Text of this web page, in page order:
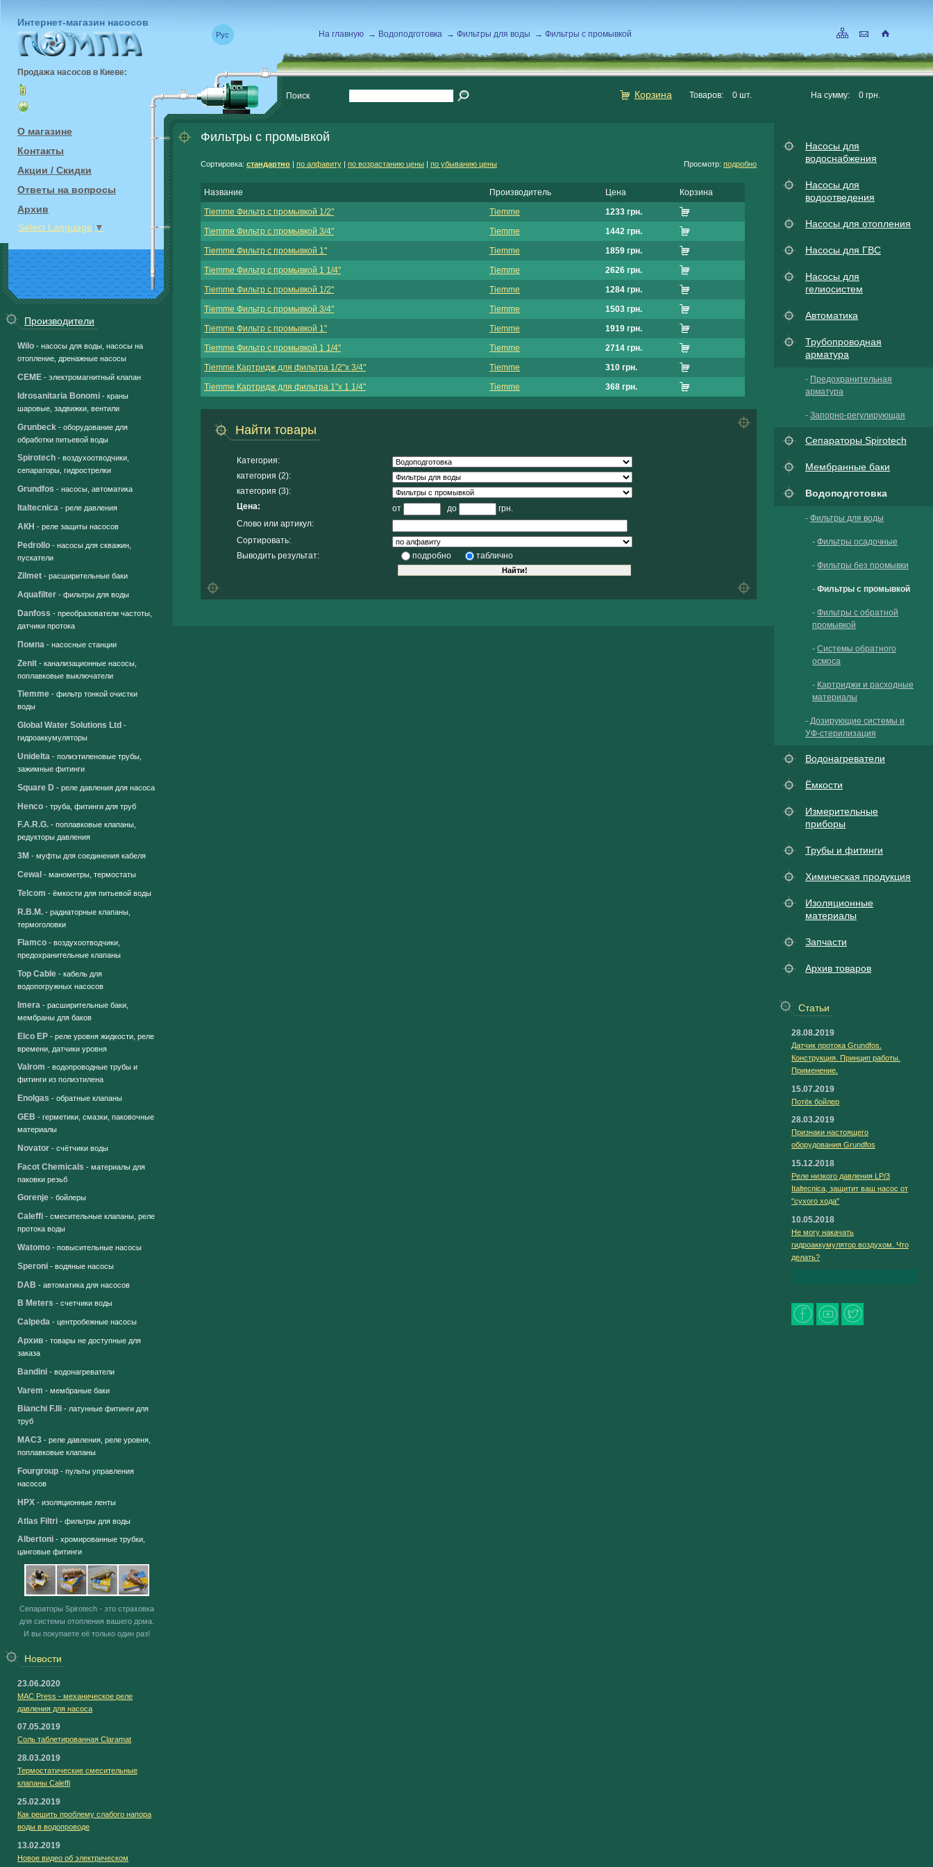
Интернет-магазин насосов
Продажа насосов в Киеве:
О магазине
Контакты
Акции / Скидки
Ответы на вопросы
Архив
Select Language ▼
Производители
Wilo - насосы для воды, насосы на
отопление, дренажные насосы
CEME - электромагнитный клапан
Idrosanitaria Bonomi - краны
шаровые, задвижки, вентили
Grunbeck - оборудование для
обработки питьевой воды
Spirotech - воздухоотводчики,
сепараторы, гидрострелки
Grundfos - насосы, автоматика
Italtecnica - реле давления
АКН - реле защиты насосов
Pedrollo - насосы для скважин,
пускатели
Zilmet - расширительные баки
Aquafilter - фильтры для воды
Danfoss - преобразователи частоты,
датчики протока
Помпа - насосные станции
Zenit - канализационные насосы,
поплавковые выключатели
Tiemme - фильтр тонкой очистки
воды
Global Water Solutions Ltd -
гидроаккумуляторы
Unidelta - полиэтиленовые трубы,
зажимные фитинги
Square D - реле давления для насоса
Henco - труба, фитинги для труб
F.A.R.G. - поплавковые клапаны,
редукторы давления
3M - муфты для соединения кабеля
Cewal - манометры, термостаты
Telcom - ёмкости для питьевой воды
R.B.M. - радиаторные клапаны,
термоголовки
Flamco - воздухоотводчики,
предохранительные клапаны
Top Cable - кабель для
водопогружных насосов
Imera - расширительные баки,
мембраны для баков
Elco EP - реле уровня жидкости, реле
времени, датчики уровня
Valrom - водопроводные трубы и
фитинги из полиэтилена
Enolgas - обратные клапаны
GEB - герметики, смазки, паковочные
материалы
Novator - счётчики воды
Facot Chemicals - материалы для
паковки резьб
Gorenje - бойлеры
Caleffi - смесительные клапаны, реле
протока воды
Watomo - повысительные насосы
Speroni - водяные насосы
DAB - автоматика для насосов
B Meters - счетчики воды
Calpeda - центробежные насосы
Архив - товары не доступные для
заказа
Bandini - водонагреватели
Varem - мембраные баки
Bianchi F.lli - латунные фитинги для
труб
MAC3 - реле давления, реле уровня,
поплавковые клапаны
Fourgroup - пульты управления
насосов
HPX - изоляционные ленты
Atlas Filtri - фильтры для воды
Albertoni - хромированные трубки,
цанговые фитинги
Сепараторы Spirotech - это страховка
для системы отопления вашего дома.
И вы покупаете её только один раз!
Новости
23.06.2020
MAC Press - механическое реле
давления для насоса
07.05.2019
Соль таблетированная Claramat
28.03.2019
Термостатические смесительные
клапаны Caleffi
25.02.2019
Как решить проблему слабого напора
воды в водопроводе
13.02.2019
Новое видео об электрическом
Рус На главную → Водоподготовка → Фильтры для воды → Фильтры с промывкой
Корзина Товаров: 0шт. На сумму: 0грн.
Поиск
Насосы для
водоснабжения
Насосы для
водоотведения
Насосы для отопления
Насосы для ГВС
Насосы для
гелиосистем
Автоматика
Трубопроводная
арматура
- Предохранительная
арматура
- Запорно-регулирующая
Сепараторы Spirotech
Мембранные баки
Водоподготовка
- Фильтры для воды
- Фильтры осадочные
- Фильтры без промывки
- Фильтры с промывкой
- Фильтры с обратной
промывкой
- Системы обратного
осмоса
- Картриджи и расходные
материалы
- Дозирующие системы и
УФ-стерилизация
Водонагреватели
Ёмкости
Измерительные
приборы
Трубы и фитинги
Химическая продукция
Изоляционные
материалы
Запчасти
Архив товаров
Статьи
28.08.2019
Датчик протока Grundfos.
Конструкция. Принцип работы.
Применение.
15.07.2019
Потёк бойлер
28.03.2019
Признаки настоящего
оборудования Grundfos
15.12.2018
Реле низкого давления LP/3
Italtecnica, защитит ваш насос от
"сухого хода"
10.05.2018
Не могу накачать
гидроаккумулятор воздухом. Что
делать?
Фильтры с промывкой
Сортировка: стандартно | по алфавиту | по возрастанию цены | по убыванию цены Просмотр: подробно
Название Производитель Цена
Корзина
Tiemme Фильтр с промывкой 1/2"
Tiemme
1233 грн.
Tiemme Фильтр с промывкой 3/4"
Tiemme
1442 грн.
Tiemme Фильтр с промывкой 1"
Tiemme
1859 грн.
Tiemme Фильтр с промывкой 1 1/4"
Tiemme
2626 грн.
Tiemme Фильтр с промывкой 1/2"
Tiemme
1284 грн.
Tiemme Фильтр с промывкой 3/4"
Tiemme
1503 грн.
Tiemme Фильтр с промывкой 1"
Tiemme
1919 грн.
Tiemme Фильтр с промывкой 1 1/4"
Tiemme
2714 грн.
Tiemme Картридж для фильтра 1/2"х 3/4"
Tiemme
310 грн.
Tiemme Картридж для фильтра 1"х 1 1/4"
Tiemme 368 грн.
Найти товары
Категория:
категория (2):
категория (3):
Цена:
от до
грн.
Слово или артикул:
Сортировать:
Выводить результат:
подробно таблично